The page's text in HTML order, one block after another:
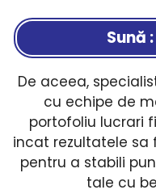
Sună
De aceea,
cu echipe de
portofoliu lucrari
incat rezultatele sa
pentru a stabili
tale cu